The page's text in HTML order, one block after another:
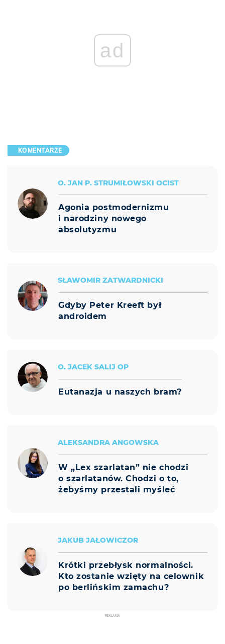
ad
KOMENTARZE
O. JAN P. STRUMIŁOWSKI OCIST
Agonia postmodernizmu
i narodziny nowego
absolutyzmu
SŁAWOMIR ZATWARDNICKI
Gdyby Peter Kreeft był
androidem
O. JACEK SALIJ OP
Eutanazja u naszych bram?
ALEKSANDRA ANGOWSKA
W „Lex szarlatan” nie chodzi
o szarlatanów. Chodzi o to,
żebyśmy przestali myśleć
JAKUB JAŁOWICZOR
Krótki przebłysk normalności.
Kto zostanie wzięty na celownik
po berlińskim zamachu?
REKLAMA